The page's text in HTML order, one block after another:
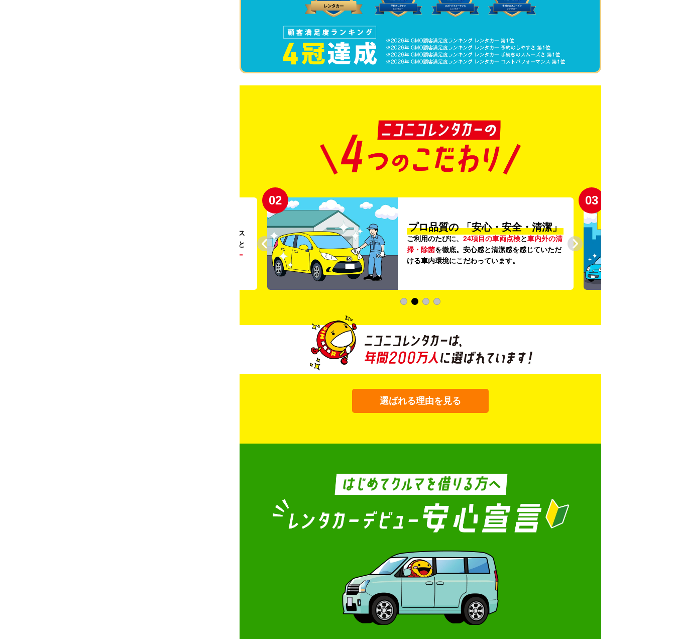
。ガソリンス
タンドや整備工場の既存インフラを活用すること
リー
02
プロ品質の 「安心・安全・清潔」
ご利用のたびに、 24項目の車両点検と車内外の清
掃・除菌を徹底。安心感と清潔感を感じていただ
ける車内環境にこだわっています。
03
選ばれる理由を見る